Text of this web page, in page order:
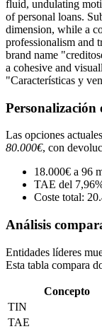
Personalización
Las opciones
80.000€, con
18.000€ a 96
TAE del
Coste total:
Análisis
Entidades líderes
Esta tabla compara
Concepto
TIN
TAE